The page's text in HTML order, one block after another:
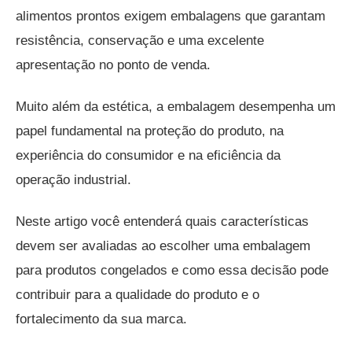
alimentos prontos exigem embalagens que garantam
resistência, conservação e uma excelente
apresentação no ponto de venda.
Muito além da estética, a embalagem desempenha um
papel fundamental na proteção do produto, na
experiência do consumidor e na eficiência da
operação industrial.
Neste artigo você entenderá quais características
devem ser avaliadas ao escolher uma embalagem
para produtos congelados e como essa decisão pode
contribuir para a qualidade do produto e o
fortalecimento da sua marca.